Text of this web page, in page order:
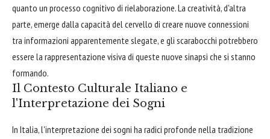
quanto un processo cognitivo di rielaborazione. La creatività, d'altra
parte, emerge dalla capacità del cervello di creare nuove connessioni
tra informazioni apparentemente slegate, e gli scarabocchi potrebbero
essere la rappresentazione visiva di queste nuove sinapsi che si stanno
formando.
Il Contesto Culturale Italiano e
l'Interpretazione dei Sogni
In Italia, l'interpretazione dei sogni ha radici profonde nella tradizione